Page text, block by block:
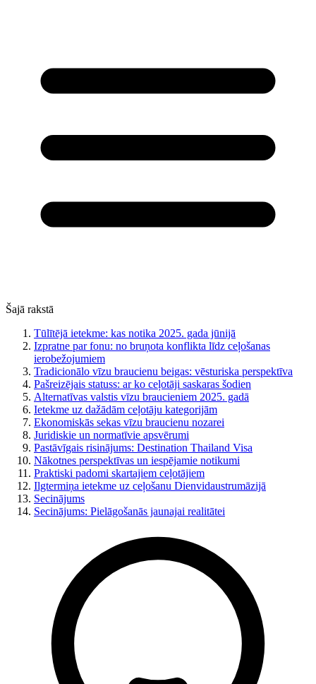
Šajā rakstā
Tūlītējā ietekme: kas notika 2025. gada jūnijā
Izpratne par fonu: no bruņota konflikta līdz ceļošanas
ierobežojumiem
Tradicionālo vīzu braucienu beigas: vēsturiska perspektīva
Pašreizējais statuss: ar ko ceļotāji saskaras šodien
Alternatīvas valstis vīzu braucieniem 2025. gadā
Ietekme uz dažādām ceļotāju kategorijām
Ekonomiskās sekas vīzu braucienu nozarei
Juridiskie un normatīvie apsvērumi
Pastāvīgais risinājums: Destination Thailand Visa
Nākotnes perspektīvas un iespējamie notikumi
Praktiski padomi skartajiem ceļotājiem
Ilgtermiņa ietekme uz ceļošanu Dienvidaustrumāzijā
Secinājums
Secinājums: Pielāgošanās jaunajai realitātei